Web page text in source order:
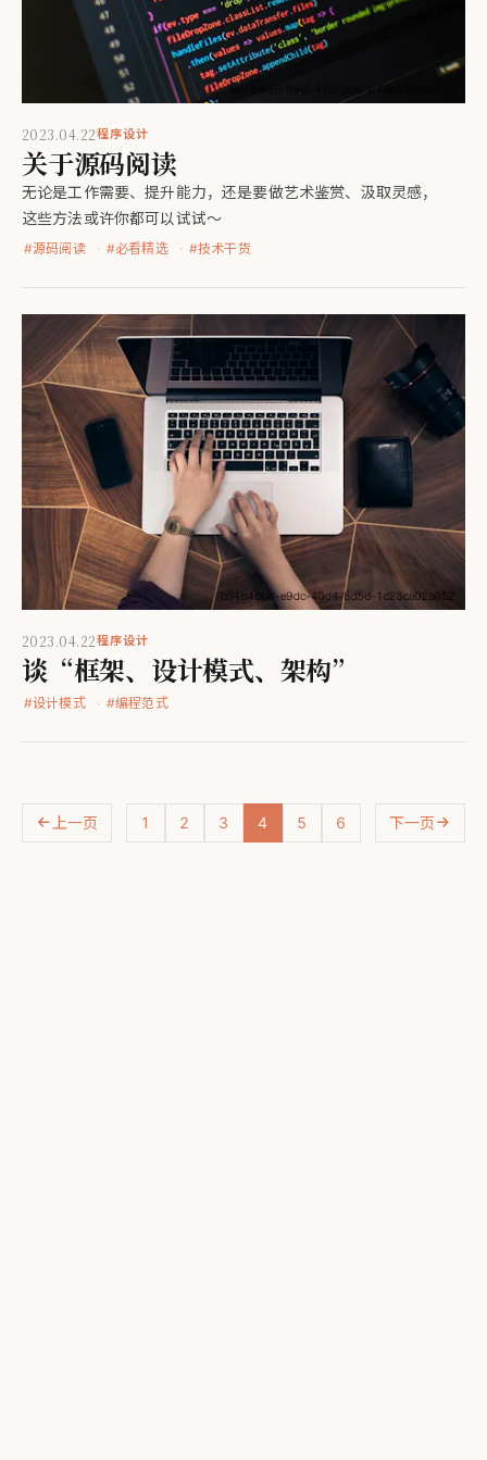
2023.04.22程序设计
关于源码阅读
无论是工作需要、提升能力，还是要做艺术鉴赏、汲取灵感，
这些方法或许你都可以试试～
#源码阅读 #必看精选 #技术干货
2023.04.22程序设计
谈“框架、设计模式、架构”
#设计模式 #编程范式
上一页 1 2 3 4 5 6 下一页